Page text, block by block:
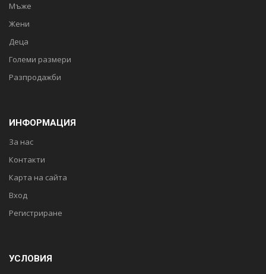
Мъже
Жени
Деца
Големи размери
Разпродажби
ИНФОРМАЦИЯ
За нас
Контакти
Карта на сайта
Вход
Регистриране
УСЛОВИЯ